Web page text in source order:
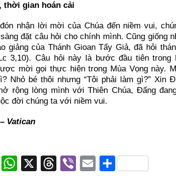
thời gian hoán cải
nhận lời mời của Chúa đến niềm vui,
đặt câu hỏi cho chính mình. Cũng giống
giảng của Thánh Gioan Tẩy Giả, đã hỏi
3,10). Câu hỏi này là bước đầu tiên trong
mời gọi thực hiện trong Mùa Vọng này.
Nhỏ bé thôi nhưng “Tôi phải làm gì?” Xin
rộng lòng mình với Thiên Chúa, Đấng
đời chúng ta với niềm vui.
Vatican
M
W
X
T
Vi
E S